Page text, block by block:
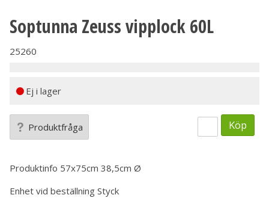
Soptunna Zeuss vipplock 60L
25260
Ej i lager
Produktfråga Köp
Produktinfo 57x75cm 38,5cm Ø
Enhet vid beställning Styck